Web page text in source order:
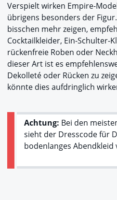
Verspielt wirken Empire-
übrigens besonders der
bisschen mehr zeigen,
Cocktailkleider, Ein-Schulter-
rückenfreie Roben oder
dieser Art ist es
Dekolleté oder Rücken zu
könnte dies aufdringlich
Achtung: Bei den
sieht der Dresscode für
bodenlanges Abendkleid